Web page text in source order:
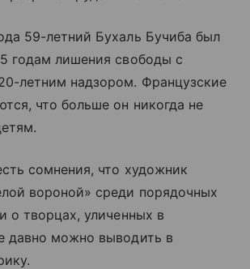
59-летний Бухаль Бучиба был
годам лишения свободы с
летним надзором. Французские
что больше он никогда не
сомнения, что художник
вороной» среди порядочных
о творцах, уличенных в
давно можно выводить в